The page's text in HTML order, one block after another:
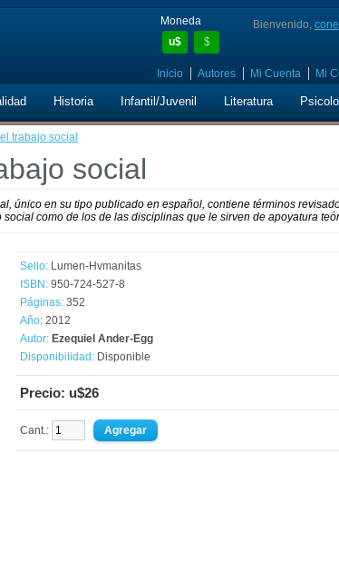
Moneda
u$
$
Bienvenido,
Inicio Autores Mi Cuenta Mi
Historia Infantil/Juvenil Literatura
trabajo social
social
único en su tipo publicado en español, contiene términos
como de los de las disciplinas que le sirven de apoyatura
Sello: Lumen-Hvmanitas
ISBN: 950-724-527-8
Páginas: 352
Año: 2012
Autor: Ezequiel Ander-Egg
Disponibilidad: Disponible
Precio: u$26
Cant.: